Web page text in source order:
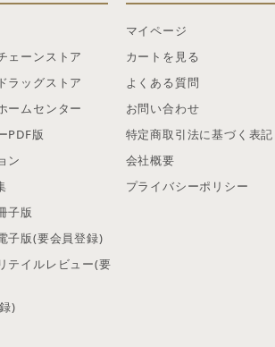
ェーンストア
ラッグストア
ームセンター
PDF版
ン
子版
子版(要会員登録)
テイルレビュー(要
)
マイページ
カートを見る
よくある質問
お問い合わせ
特定商取引法に基づく表記
会社概要
プライバシーポリシー